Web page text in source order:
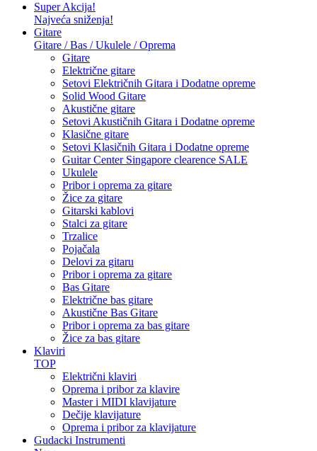
Super Akcija!
Najveća sniženja!
Gitare
Gitare / Bas / Ukulele / Oprema
Gitare
Električne gitare
Setovi Električnih Gitara i Dodatne opreme
Solid Wood Gitare
Akustične gitare
Setovi Akustičnih Gitara i Dodatne opreme
Klasične gitare
Setovi Klasičnih Gitara i Dodatne opreme
Guitar Center Singapore clearence SALE
Ukulele
Pribor i oprema za gitare
Žice za gitare
Gitarski kablovi
Stalci za gitare
Trzalice
Pojačala
Delovi za gitaru
Pribor i oprema za gitare
Bas Gitare
Električne bas gitare
Akustične Bas Gitare
Pribor i oprema za bas gitare
Žice za bas gitare
Klaviri
TOP
Električni klaviri
Oprema i pribor za klavire
Master i MIDI klavijature
Dečije klavijature
Oprema i pribor za klavijature
Gudacki Instrumenti